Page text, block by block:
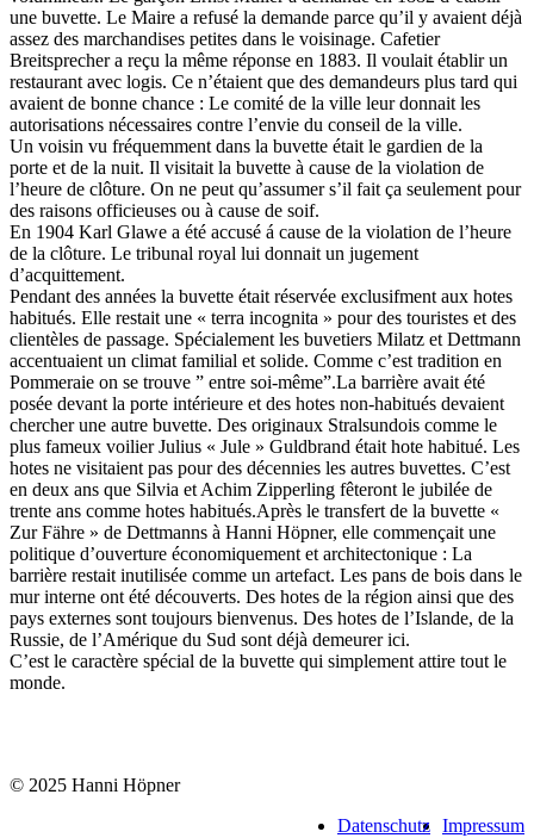
une buvette. Le Maire a refusé la demande parce qu’il y avaient déjà
assez des marchandises petites dans le voisinage. Cafetier
Breitsprecher a reçu la même réponse en 1883. Il voulait établir un
restaurant avec logis. Ce n’étaient que des demandeurs plus tard qui
avaient de bonne chance : Le comité de la ville leur donnait les
autorisations nécessaires contre l’envie du conseil de la ville.
Un voisin vu fréquemment dans la buvette était le gardien de la
porte et de la nuit. Il visitait la buvette à cause de la violation de
l’heure de clôture. On ne peut qu’assumer s’il fait ça seulement pour
des raisons officieuses ou à cause de soif.
En 1904 Karl Glawe a été accusé á cause de la violation de l’heure
de la clôture. Le tribunal royal lui donnait un jugement
d’acquittement.
Pendant des années la buvette était réservée exclusifment aux hotes
habitués. Elle restait une « terra incognita » pour des touristes et des
clientèles de passage. Spécialement les buvetiers Milatz et Dettmann
accentuaient un climat familial et solide. Comme c’est tradition en
Pommeraie on se trouve ” entre soi-même”.La barrière avait été
posée devant la porte intérieure et des hotes non-habitués devaient
chercher une autre buvette. Des originaux Stralsundois comme le
plus fameux voilier Julius « Jule » Guldbrand était hote habitué. Les
hotes ne visitaient pas pour des décennies les autres buvettes. C’est
en deux ans que Silvia et Achim Zipperling fêteront le jubilée de
trente ans comme hotes habitués.Après le transfert de la buvette «
Zur Fähre » de Dettmanns à Hanni Höpner, elle commençait une
politique d’ouverture économiquement et architectonique : La
barrière restait inutilisée comme un artefact. Les pans de bois dans le
mur interne ont été découverts. Des hotes de la région ainsi que des
pays externes sont toujours bienvenus. Des hotes de l’Islande, de la
Russie, de l’Amérique du Sud sont déjà demeurer ici.
C’est le caractère spécial de la buvette qui simplement attire tout le
monde.
© 2025 Hanni Höpner
Impressum
Datenschutz